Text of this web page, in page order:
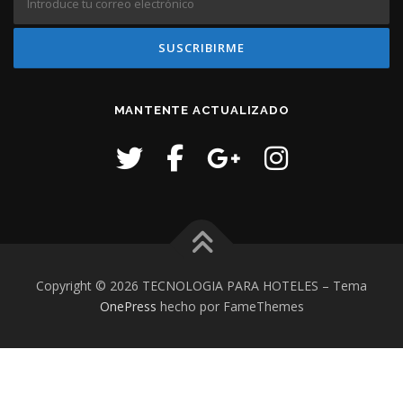
MANTENTE ACTUALIZADO
Copyright © 2026 TECNOLOGIA PARA HOTELES – Tema
OnePress hecho por FameThemes